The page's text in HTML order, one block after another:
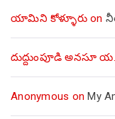
యామిని కోళ్ళూరుon
దుద్దుంపూడి అనసూ య.
Anonymous on My